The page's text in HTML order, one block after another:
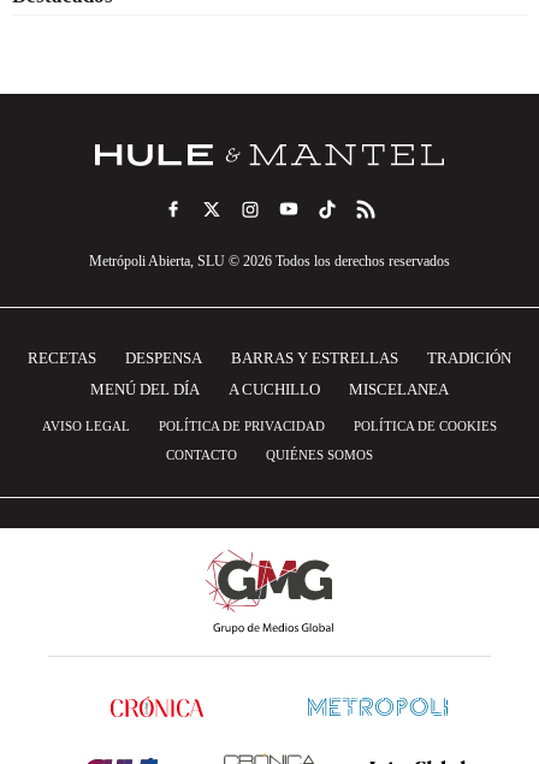
Metrópoli Abierta, SLU © 2026 Todos los derechos reservados
RECETAS DESPENSA BARRAS Y ESTRELLAS
TRADICIÓN
MENÚ DEL DÍA
A CUCHILLO MISCELANEA
AVISO LEGAL POLÍTICA DE PRIVACIDAD
POLÍTICA DE COOKIES
CONTACTO
QUIÉNES SOMOS